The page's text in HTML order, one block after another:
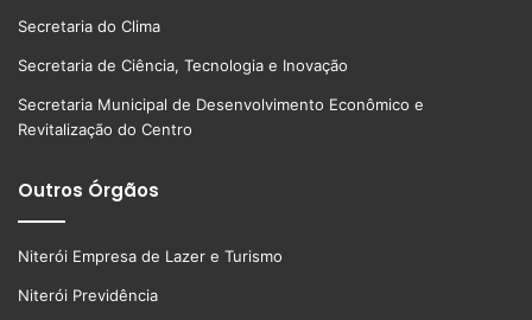
Secretaria do Clima
Secretaria de Ciência, Tecnologia e Inovação
Secretaria Municipal de Desenvolvimento Econômico e
Revitalização do Centro
Outros Órgãos
Niterói Empresa de Lazer e Turismo
Niterói Previdência